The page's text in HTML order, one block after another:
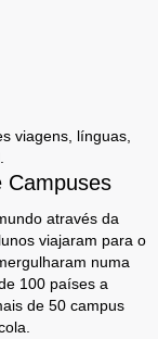
viagens, línguas,
Campuses
através da
viajaram para o
numa
100 países a
de 50 campus